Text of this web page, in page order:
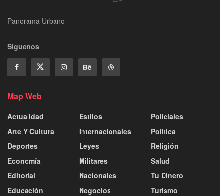
Panorama Urbano
Siguenos
Map Web
Actualidad
Arte Y Cultura
Deportes
Economía
Editorial
Educación
Estilos
Internacionales
Leyes
Militares
Nacionales
Negocios
Policiales
Politica
Religión
Salud
Tu Dinero
Turismo